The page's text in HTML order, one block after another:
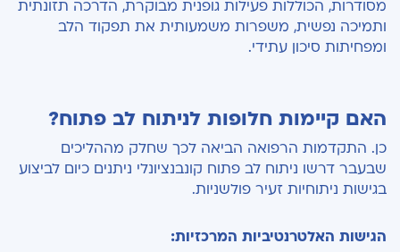
מסודרות, הכוללות פעילות גופנית מבוקרת, הדרכה תזונתית
ותמיכה נפשית, משפרות משמעותית את תפקוד הלב
ומפחיתות סיכון עתידי.
האם קיימות חלופות לניתוח לב פתוח?
כן. התקדמות הרפואה הביאה לכך שחלק מההליכים
שבעבר דרשו ניתוח לב פתוח קונבנציונלי ניתנים כיום לביצוע
בגישות ניתוחיות זעיר פולשניות.
הגישות האלטרנטיביות המרכזיות: